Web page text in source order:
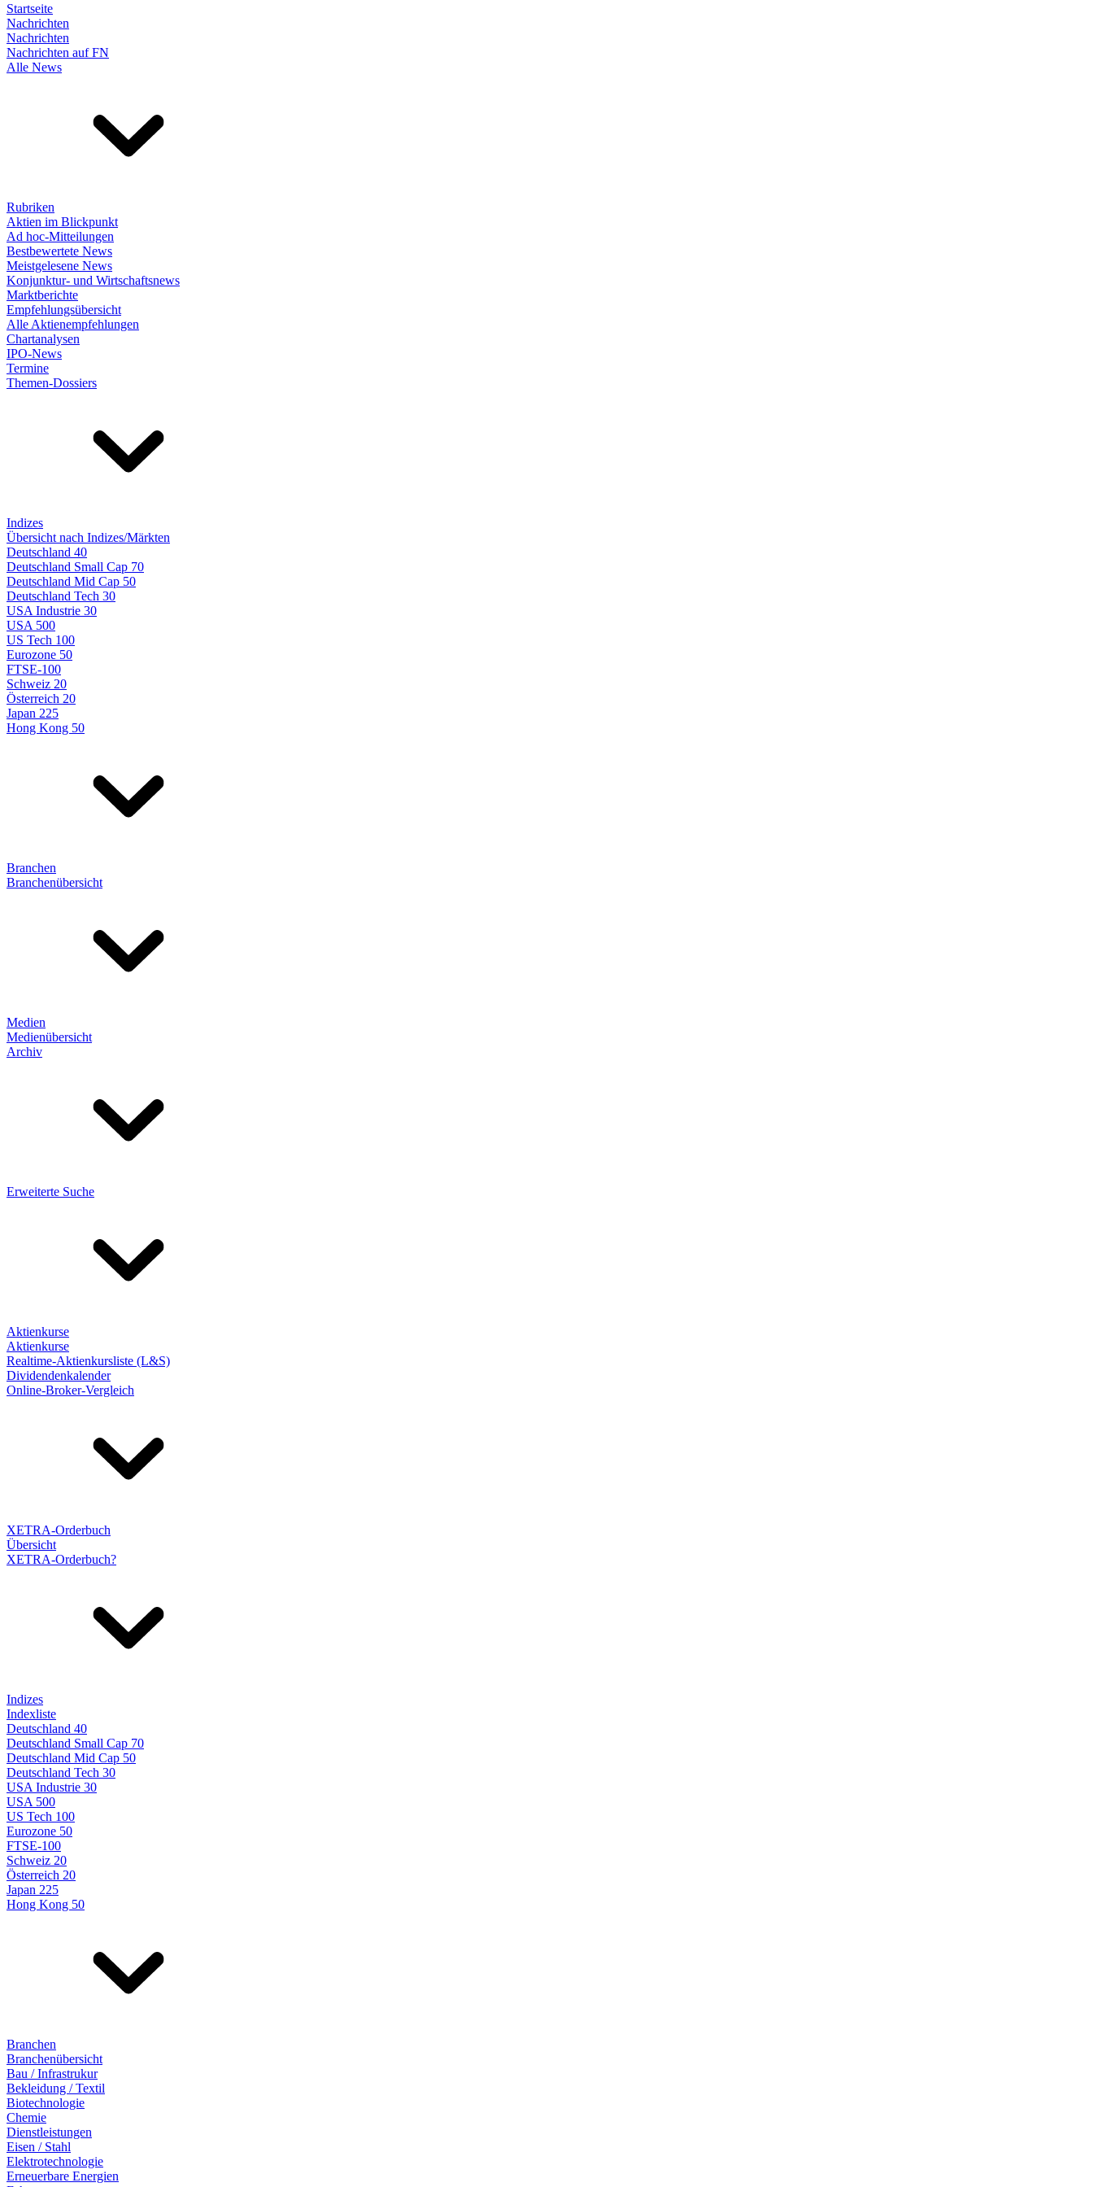
Startseite
Nachrichten
Nachrichten
Nachrichten auf FN
Alle News
Rubriken
Aktien im Blickpunkt
Ad hoc-Mitteilungen
Bestbewertete News
Meistgelesene News
Konjunktur- und Wirtschaftsnews
Marktberichte
Empfehlungsübersicht
Alle Aktienempfehlungen
Chartanalysen
IPO-News
Termine
Themen-Dossiers
Indizes
Übersicht nach Indizes/Märkten
Deutschland 40
Deutschland Small Cap 70
Deutschland Mid Cap 50
Deutschland Tech 30
USA Industrie 30
USA 500
US Tech 100
Eurozone 50
FTSE-100
Schweiz 20
Österreich 20
Japan 225
Hong Kong 50
Branchen
Branchenübersicht
Medien
Medienübersicht
Archiv
Erweiterte Suche
Aktienkurse
Aktienkurse
Realtime-Aktienkursliste (L&S)
Dividendenkalender
Online-Broker-Vergleich
XETRA-Orderbuch
Übersicht
XETRA-Orderbuch?
Indizes
Indexliste
Deutschland 40
Deutschland Small Cap 70
Deutschland Mid Cap 50
Deutschland Tech 30
USA Industrie 30
USA 500
US Tech 100
Eurozone 50
FTSE-100
Schweiz 20
Österreich 20
Japan 225
Hong Kong 50
Branchen
Branchenübersicht
Bau / Infrastrukur
Bekleidung / Textil
Biotechnologie
Chemie
Dienstleistungen
Eisen / Stahl
Elektrotechnologie
Erneuerbare Energien